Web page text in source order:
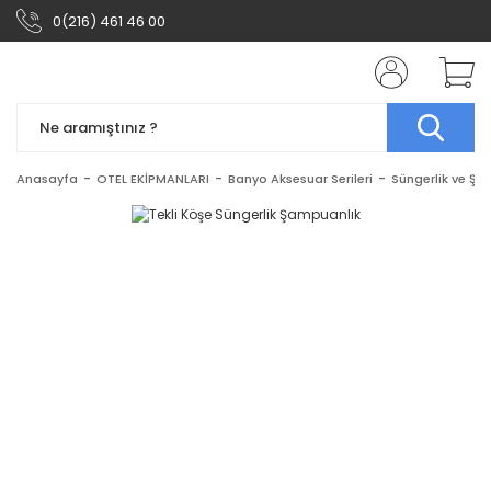
0(216) 461 46 00
Anasayfa OTEL EKİPMANLARI Banyo Aksesuar Serileri Süngerlik ve